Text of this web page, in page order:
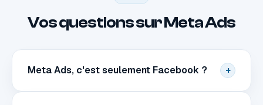
Vos questions sur Meta Ads
Meta Ads, c'est seulement Facebook ? +